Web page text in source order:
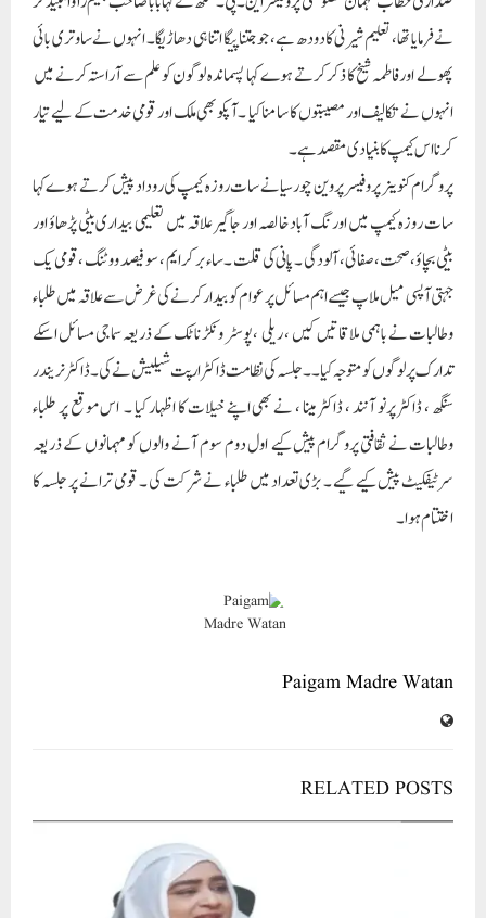
نےفرمایا تھا ، تعلیم شیرنی کا دودھ ہے ، جو جتنا پیگا اتنا ہی دھاڑیگا ۔ انہوں نے ساوتری بائی
پھولے اور فاطمہ شیخ کا ذکر کرتے ہوے کہا پسماندہ لوگون کو علم سے آراستہ کرنے میں
انہوں نے تکالیف اور مصیبتوں کا سامنا کیا ۔آپکو بھی ملک اور قومی خدمت کے لیے تیار
کرنا اس کیمپ کا بنیادی مقصد ہے ۔
پروگرام کنوینر پروفیسر پروین چورسیا نے سات روزہ کیمپ کی روداد پیش کرتے ہوے کہا
سات روزہ کیمپ میں اورنگ آباد خالصہ اور جاگیر علاقہ میں تعلیمی بیداری بیٹی پڑھاؤ اور
بیٹی بچاؤ ،صحت، صفائی ، آلودگی ۔ پانی کی قلت ۔ ساءبر کرایم ، سو فیصد ووٹنگ ، قومی یک
جہتی آپسی میل ملاپ جیسے اہم مسائل پر عوام کو بیدار کرنے کی غرض سے علاقہ میں طلباء
وطالبات نے باہمی ملاقاتیں کیں ، ریلی ،پوسٹر و نکڑ ناٹک کے ذریعہ سماجی مسائل اسکے
تدارک پر لوگوں کو متوجہ کیا ۔۔ جلسہ کی نظامت ڈاکٹر ارپت شیلیش نے کی ۔ڈاکٹرنریندر
سنگھ ، ڈاکٹر پرنو آنند ، ڈاکٹر مینا ، نے بھی اپنے خیلات کا اظہار کیا ۔ اس موقع پر طلباء
وطالبات نے ثقافتی پروگرام پیش کیے اول دوم سوم آنے والوں کو مہمانوں کے ذریعہ
سرٹیفکیٹ پیش کیے گیے ۔ بڑی تعداد میں طلباء نے شرکت کی ۔ قومی ترانے پر جلسہ کا
اختتام ہوا ۔
Paigam Madre Watan
RELATED POSTS